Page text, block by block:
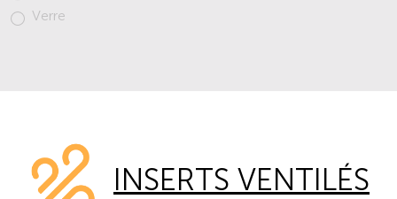
Verre
INSERTS VENTILÉS